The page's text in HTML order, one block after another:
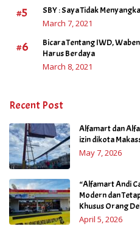
#5 SBY : Saya Tidak
March 7, 2021
#6
Bicara Tentang IWD,
Harus Berdaya
March 8, 2021
Recent Post
Alfamart dan
izin dikota
May 7, 2026
“Alfamart Andi
Modern dan
Khusus Orang
April 5, 2026